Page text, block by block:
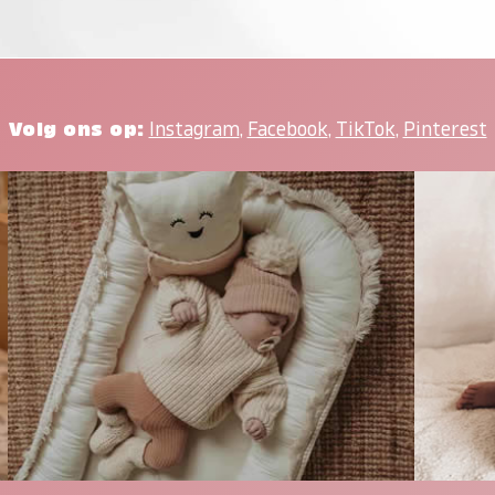
Volg ons op: Instagram, Facebook, TikTok, Pinterest